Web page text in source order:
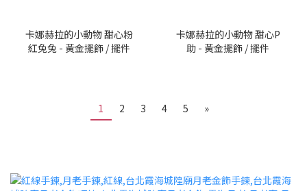
卡娜赫拉的小動物 甜心粉
紅兔兔 - 黃金擺飾 / 擺件
卡娜赫拉的小動物 甜心P
助 - 黃金擺飾 / 擺件
1 2 3 4 5 »